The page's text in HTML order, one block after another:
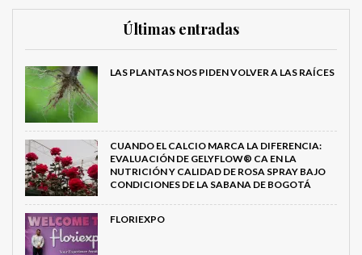
Últimas entradas
LAS PLANTAS NOS PIDEN VOLVER A LAS RAÍCES
CUANDO EL CALCIO MARCA LA DIFERENCIA:
EVALUACIÓN DE GELYFLOW® CA EN LA
NUTRICIÓN Y CALIDAD DE ROSA SPRAY BAJO
CONDICIONES DE LA SABANA DE BOGOTÁ
FLORIEXPO